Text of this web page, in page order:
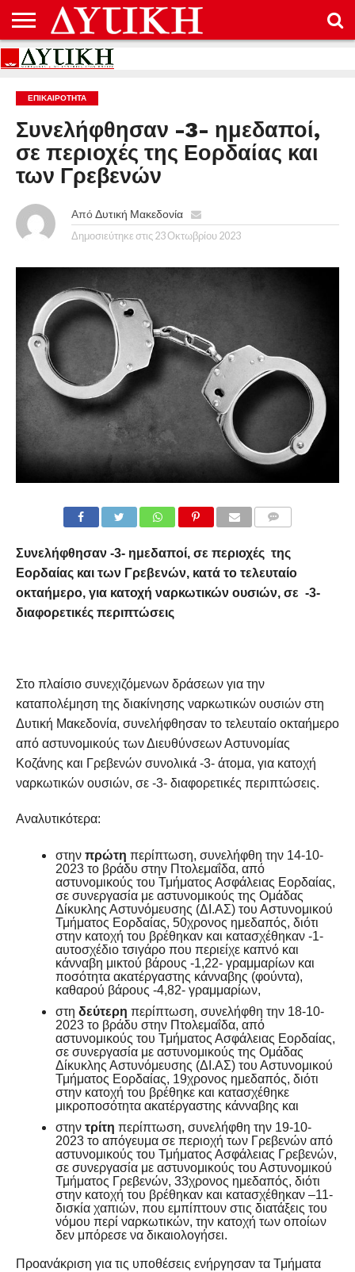
ΑΡΧΙΚΉ
ΕΠΙΚΟΙΝΩΝΊΑ
ΌΡΟΙ
ΠΡΟΣΤΑΣΊΑ
ΔΕΔΟΜΈΝΩΝ
ΕΠΙΚΑΙΡΟΤΗΤΑ
Συνελήφθησαν -3- ημεδαποί,
σε περιοχές της Εορδαίας και
των Γρεβενών
Από Δυτική Μακεδονία
Δημοσιεύτηκε στις 23 Οκτωβρίου 2023
Συνελήφθησαν -3- ημεδαποί, σε περιοχές της
Εορδαίας και των Γρεβενών, κατά το τελευταίο
οκταήμερο, για κατοχή ναρκωτικών ουσιών, σε -3-
διαφορετικές περιπτώσεις
Στο πλαίσιο συνεχιζόμενων δράσεων για την
καταπολέμηση της διακίνησης ναρκωτικών ουσιών στη
Δυτική Μακεδονία, συνελήφθησαν το τελευταίο οκταήμερο
από αστυνομικούς των Διευθύνσεων Αστυνομίας
Κοζάνης και Γρεβενών συνολικά -3- άτομα, για κατοχή
ναρκωτικών ουσιών, σε -3- διαφορετικές περιπτώσεις.
Αναλυτικότερα:
στην πρώτη περίπτωση, συνελήφθη την 14-10-
2023 το βράδυ στην Πτολεμαΐδα, από
αστυνομικούς του Τμήματος Ασφάλειας Εορδαίας,
σε συνεργασία με αστυνομικούς της Ομάδας
Δίκυκλης Αστυνόμευσης (ΔΙ.ΑΣ) του Αστυνομικού
Τμήματος Εορδαίας, 50χρονος ημεδαπός, διότι
στην κατοχή του βρέθηκαν και κατασχέθηκαν -1-
αυτοσχέδιο τσιγάρο που περιείχε καπνό και
κάνναβη μικτού βάρους -1,22- γραμμαρίων και
ποσότητα ακατέργαστης κάνναβης (φούντα),
καθαρού βάρους -4,82- γραμμαρίων,
στη δεύτερη περίπτωση, συνελήφθη την 18-10-
2023 το βράδυ στην Πτολεμαΐδα, από
αστυνομικούς του Τμήματος Ασφάλειας Εορδαίας,
σε συνεργασία με αστυνομικούς της Ομάδας
Δίκυκλης Αστυνόμευσης (ΔΙ.ΑΣ) του Αστυνομικού
Τμήματος Εορδαίας, 19χρονος ημεδαπός, διότι
στην κατοχή του βρέθηκε και κατασχέθηκε
μικροποσότητα ακατέργαστης κάνναβης και
στην τρίτη περίπτωση, συνελήφθη την 19-10-
2023 το απόγευμα σε περιοχή των Γρεβενών από
αστυνομικούς του Τμήματος Ασφάλειας Γρεβενών,
σε συνεργασία με αστυνομικούς του Αστυνομικού
Τμήματος Γρεβενών, 33χρονος ημεδαπός, διότι
στην κατοχή του βρέθηκαν και κατασχέθηκαν –11-
δισκία χαπιών, που εμπίπτουν στις διατάξεις του
νόμου περί ναρκωτικών, την κατοχή των οποίων
δεν μπόρεσε να δικαιολογήσει.
Προανάκριση για τις υποθέσεις ενήργησαν τα Τμήματα